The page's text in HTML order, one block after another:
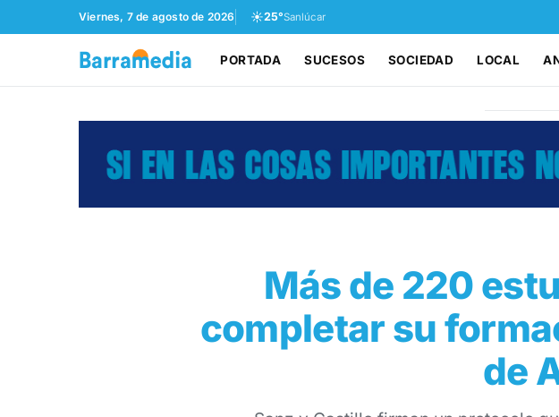
Viernes, 7 de agosto de 2026 ☀️25°Sanlúcar
PORTADA SUCESOS SOCIEDAD LOCAL
Más de 220
completar su
de